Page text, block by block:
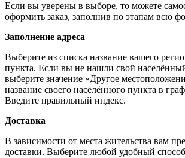
Если вы уверены в выборе, то можете
оформить заказ, заполнив по этапам всю
Заполнение адреса
Выберите из списка название вашего
пункта. Если вы не нашли свой
выберите значение «Другое
название своего населённого пункта в
Введите правильный индекс.
Доставка
В зависимости от места жительства вам
доставки. Выберите любой удобный